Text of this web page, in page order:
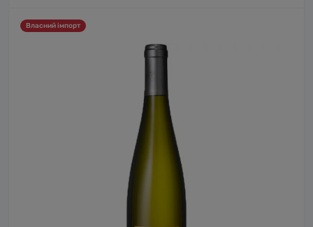
Власний імпорт